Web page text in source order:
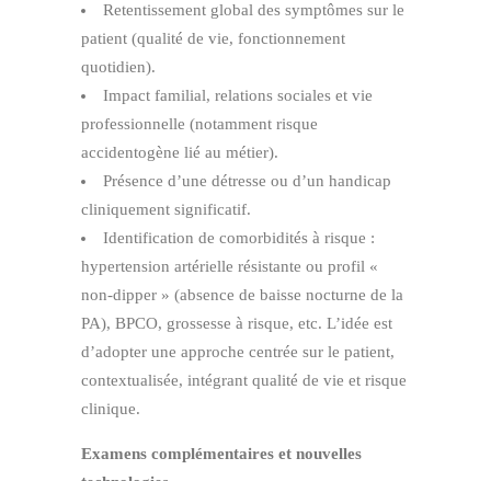
Retentissement global des symptômes sur le
patient (qualité de vie, fonctionnement
quotidien).
Impact familial, relations sociales et vie
professionnelle (notamment risque
accidentogène lié au métier).
Présence d’une détresse ou d’un handicap
cliniquement significatif.
Identification de comorbidités à risque :
hypertension artérielle résistante ou profil «
non‑dipper » (absence de baisse nocturne de la
PA), BPCO, grossesse à risque, etc. L’idée est
d’adopter une approche centrée sur le patient,
contextualisée, intégrant qualité de vie et risque
clinique.
Examens complémentaires et nouvelles